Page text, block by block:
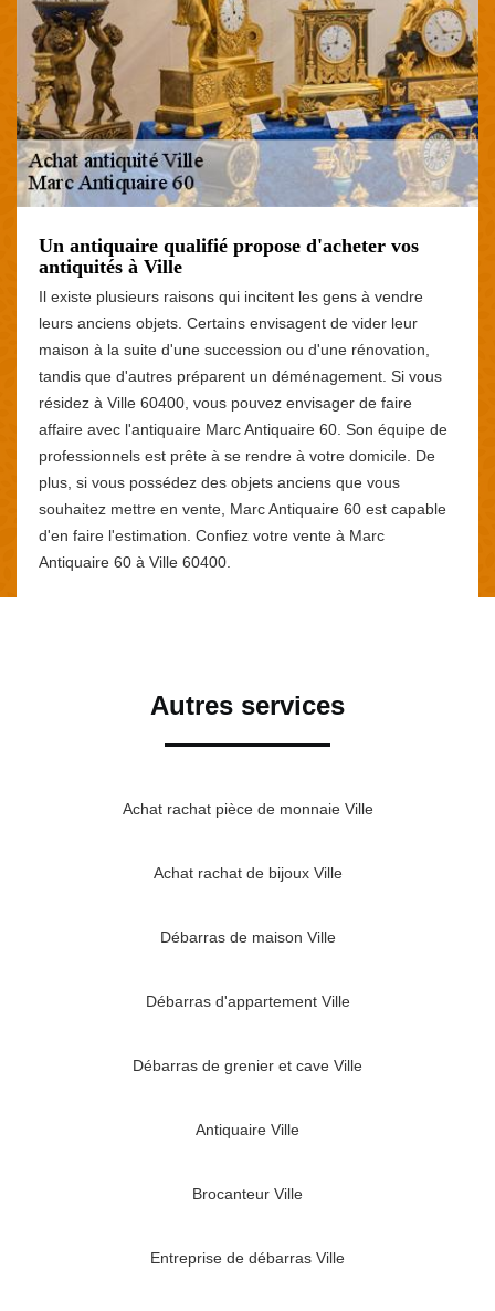
Un antiquaire qualifié propose d'acheter vos
antiquités à Ville
Il existe plusieurs raisons qui incitent les gens à vendre
leurs anciens objets. Certains envisagent de vider leur
maison à la suite d'une succession ou d'une rénovation,
tandis que d'autres préparent un déménagement. Si vous
résidez à Ville 60400, vous pouvez envisager de faire
affaire avec l'antiquaire Marc Antiquaire 60. Son équipe de
professionnels est prête à se rendre à votre domicile. De
plus, si vous possédez des objets anciens que vous
souhaitez mettre en vente, Marc Antiquaire 60 est capable
d'en faire l'estimation. Confiez votre vente à Marc
Antiquaire 60 à Ville 60400.
Autres services
Achat rachat pièce de monnaie Ville
Achat rachat de bijoux Ville
Débarras de maison Ville
Débarras d'appartement Ville
Débarras de grenier et cave Ville
Antiquaire Ville
Brocanteur Ville
Entreprise de débarras Ville